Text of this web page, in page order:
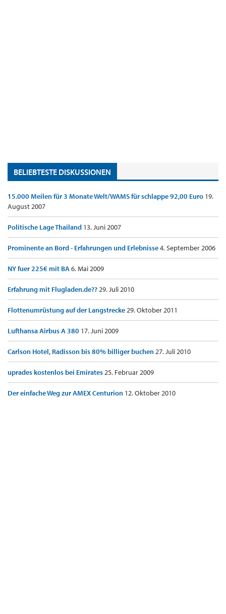
BELIEBTESTE DISKUSSIONEN
15.000 Meilen für 3 Monate Welt/WAMS für schlappe 92,00 Euro 19.
August 2007
Politische Lage Thailand 13. Juni 2007
Prominente an Bord - Erfahrungen und Erlebnisse4. September 2006
NY fuer 225€ mit BA6. Mai 2009
Erfahrung mit Flugladen.de??29. Juli 2010
Flottenumrüstung auf der Langstrecke29. Oktober 2011
Lufthansa Airbus A 380 17. Juni 2009
Carlson Hotel, Radisson bis 80% billiger buchen27. Juli 2010
uprades kostenlos bei Emirates25. Februar 2009
Der einfache Weg zur AMEX Centurion 12. Oktober 2010